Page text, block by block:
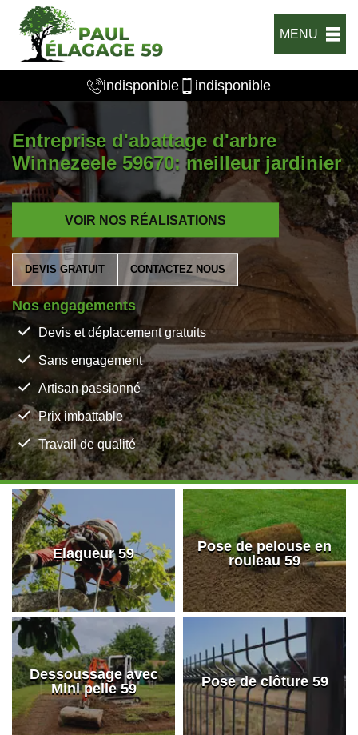
MENU
indisponible indisponible
Entreprise d'abattage d'arbre
Winnezeele 59670: meilleur jardinier
VOIR NOS RÉALISATIONS
DEVIS GRATUIT CONTACTEZ NOUS
Nos engagements
Devis et déplacement gratuits
Sans engagement
Artisan passionné
Prix imbattable
Travail de qualité
Elagueur 59
Pose de pelouse en
rouleau 59
Dessoussage avec
Mini pelle 59
Pose de clôture 59